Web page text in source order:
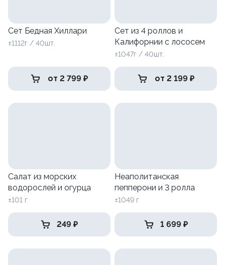
Сет Бедная Хиллари
±1112г / 40шт.
от 2 799 ₽
Сет из 4 роллов и
Калифорнии с лососем
±1047г / 40шт.
от 2 199 ₽
Салат из морских
водорослей и огурца
±101 г
249 ₽
Неаполитанская
пепперони и 3 ролла
±1049 г
1 699 ₽